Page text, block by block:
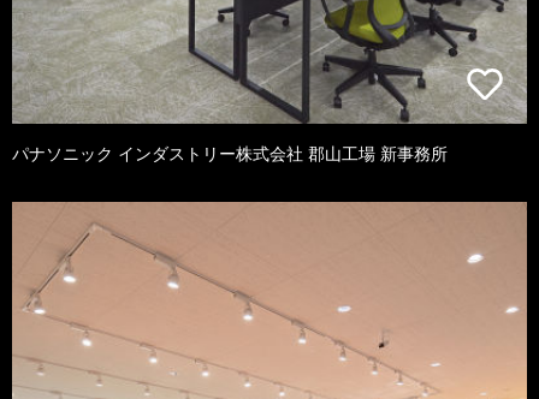
パナソニック インダストリー株式会社 郡山工場 新事務所